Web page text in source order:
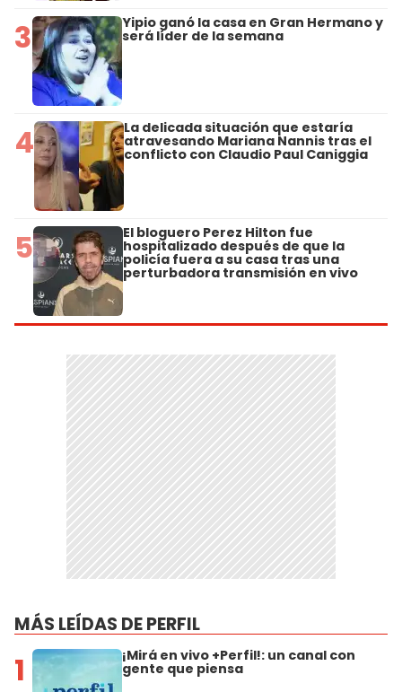
3 Yipio ganó la casa en Gran Hermano y
será líder de la semana
4 La delicada situación que estaría
atravesando Mariana Nannis tras el
conflicto con Claudio Paul Caniggia
5 El bloguero Perez Hilton fue
hospitalizado después de que la
policía fuera a su casa tras una
perturbadora transmisión en vivo
MÁS LEÍDAS DE PERFIL
1 ¡Mirá en vivo +Perfil!: un canal con
gente que piensa